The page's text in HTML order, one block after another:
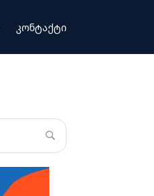
კონტაქტი